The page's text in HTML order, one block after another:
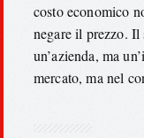
costo economico
negare il prezzo. Il
un’azienda, ma
mercato, ma nel